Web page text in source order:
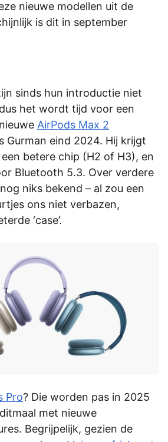
nieuwe modellen uit de
is dit in september
sinds hun introductie niet
het wordt tijd voor een
AirPods Max 2
Gurman eind 2024. Hij krijgt
betere chip (H2 of H3), en
Bluetooth 5.3. Over verdere
niks bekend – al zou een
ons niet verbazen,
‘case’.
Pro? Die worden pas in 2025
met nieuwe
Begrijpelijk, gezien de